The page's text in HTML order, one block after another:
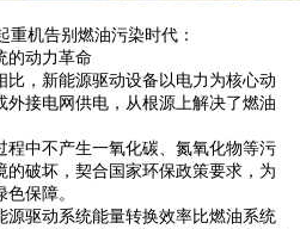
重机告别燃油污染时代：
的动力革命
，新能源驱动设备以电力为核心动
外接电网供电，从根源上解决了燃油
程中不产生一氧化碳、氮氧化物等污
破坏，契合国家环保政策要求，为
保障。
源驱动系统能量转换效率比燃油系统